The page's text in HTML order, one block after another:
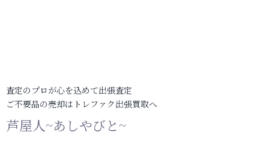
査定のプロが心を込めて出張査定
ご不要品の売却はトレファク出張買取へ
芦屋人~あしやびと~